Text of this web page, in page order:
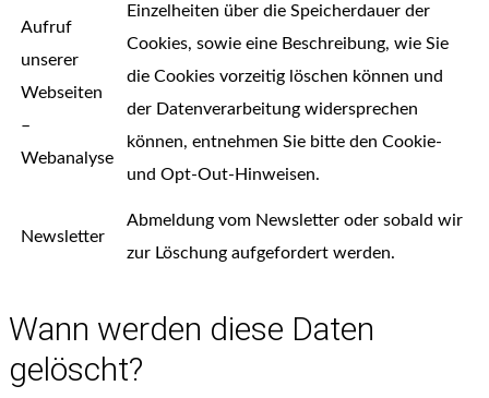
Aufruf
unserer
Webseiten
–
Webanalyse
Einzelheiten über die Speicherdauer der
Cookies, sowie eine Beschreibung, wie Sie
die Cookies vorzeitig löschen können und
der Datenverarbeitung widersprechen
können, entnehmen Sie bitte den Cookie-
und Opt-Out-Hinweisen.
Newsletter
Abmeldung vom Newsletter oder sobald wir
zur Löschung aufgefordert werden.
Wann werden diese Daten
gelöscht?